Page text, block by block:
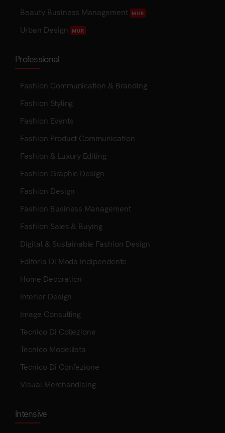
Beauty Business Management MUR
Urban Design MUR
Professional
Fashion Communication & Branding
Fashion Styling
Fashion Events
Fashion Product Communication
Fashion & Luxury Editing
Fashion Graphic Design
Fashion Design
Fashion Business Management
Fashion Sales & Buying
Digital & Sustainable Fashion Design
Editoria Di Moda Indipendente
Home Decoration
Interior Design
Image Consulting
Tecnico Di Collezione
Tecnico Modellista
Tecnico Di Confezione
Visual Merchandising
Intensive